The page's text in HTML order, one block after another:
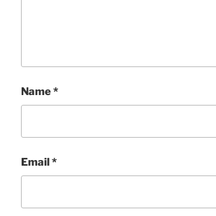
Name*
Email*